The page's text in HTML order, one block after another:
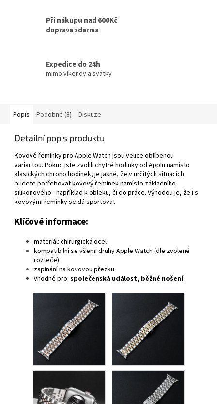
Při nákupu nad 600Kč
doprava zdarma
Expedice do 24h
mimo víkendy a svátky
Popis Podobné (8) Diskuze
Detailní popis produktu
Kovové řemínky pro Apple Watch jsou velice oblíbenou
variantou. Pokud jste zvolili chytré hodinky od Applu namísto
klasických chrono hodinek, je jasné, že v určitých situacích
budete potřebovat kovový řemínek namísto základního
silikonového - například k obleku, či do práce. Výhodou je, že i s
kovovými řemínky se dá sportovat.
Klíčové informace:
materiál: chirurgická ocel
kompatibilní se všemi druhy Apple Watch (dle zvolené
rozteče)
zapínání na kovovou přezku
vhodné pro: společenská událost, běžné nošení